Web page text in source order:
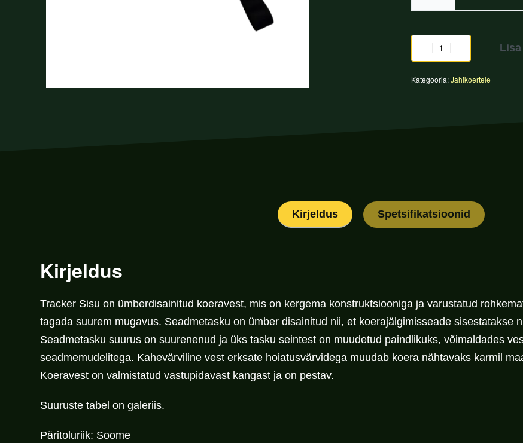
Kategooria:Jahikoertele
Kirjeldus Spetsifikatsioonid
Kirjeldus
Tracker Sisuon ümberdisainitud koeravest, mis on kergema konstruktsiooniga ja varustatud
tagada suurem mugavus. Seadmetasku on ümber disainitud nii, et koerajälgimisseade sisestatakse
Seadmetasku suurus on suurenenud ja üks tasku seintest on muudetud paindlikuks, võimaldades
seadmemudelitega. Kahevärviline vest erksate hoiatusvärvidega muudab koera nähtavaks karmil
Koeravest on valmistatud vastupidavast kangast ja on pestav.
Suuruste tabel on galeriis.
Päritoluriik: Soome